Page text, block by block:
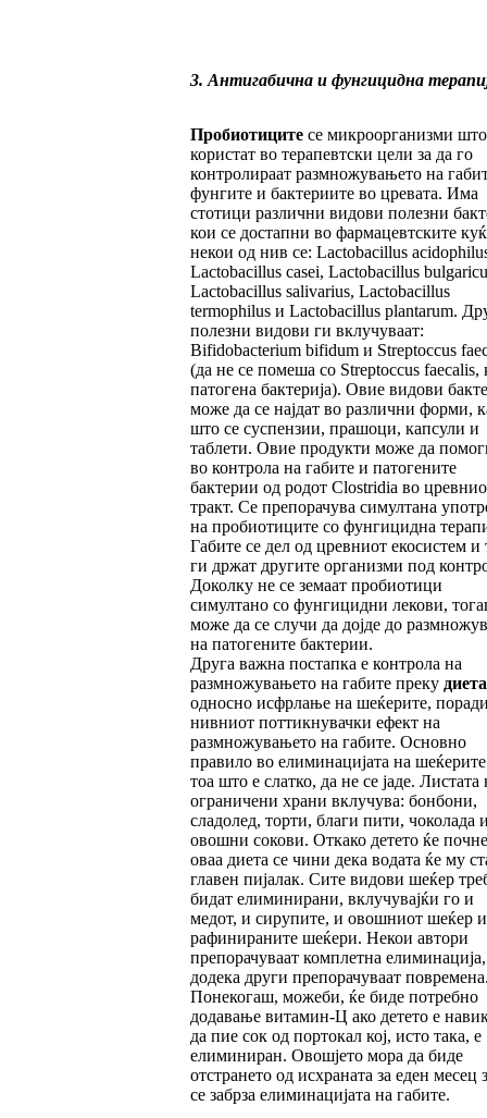
3. Антигабична и фунгицидна
Пробиотицитесе микроорганизми што
користат во терапевтски цели за да го
контролираат размножувањето на
фунгите и бактериите во цревата. Има
стотици различни видови полезни
кои се достапни во фармацевтските
некои од нив се: Lactobacillus
Lactobacillus casei, Lactobacillus
Lactobacillus salivarius, Lactobacillus
termophilus и Lactobacillus plantarum.
полезни видови ги вклучуваат:
Bifidobacterium bifidum и Streptoccus
(да не се помеша со Streptoccus faecalis,
патогена бактерија). Овие видови
може да се најдат во различни форми,
што се суспензии, прашоци, капсули и
таблети. Овие продукти може да
во контрола на габите и патогените
бактерии од родот Clostridia во
тракт. Се препорачува симултана
на пробиотиците со фунгицидна
Габите се дел од цревниот екосистем и
ги држат другите организми под
Доколку не се земаат пробиотици
симултано со фунгицидни лекови,
може да се случи да дојде до
на патогените бактерии.
Друга важна постапка е контрола на
размножувањето на габите преку диета
односно исфрлање на шеќерите,
нивниот поттикнувачки ефект на
размножувањето на габите. Основно
правило во елиминацијата на
тоа што е слатко, да не се јаде. Листата
ограничени храни вклучува: бонбони,
сладолед, торти, благи пити, чоколада
овошни сокови. Откако детето ќе
оваа диета се чини дека водата ќе му
главен пијалак. Сите видови шеќер
бидат елиминирани, вклучувајќи го и
медот, и сирупите, и овошниот шеќер и
рафинираните шеќери. Некои автори
препорачуваат комплетна елиминација,
додека други препорачуваат
Понекогаш, можеби, ќе биде потребно
додавање витамин-Ц ако детето е
да пие сок од портокал кој, исто така, е
елиминиран. Овошјето мора да биде
отстрането од исхраната за еден месец
се забрза елиминацијата на габите.